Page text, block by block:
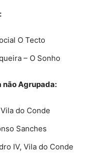
O Tecto
– O Sonho
não Agrupada:
do Conde
Sanches
IV, Vila do Conde